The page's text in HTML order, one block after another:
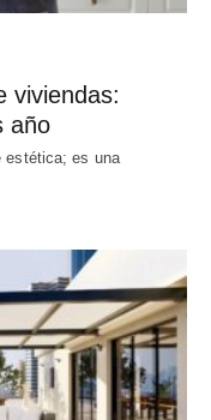
viviendas:
año
estética; es una